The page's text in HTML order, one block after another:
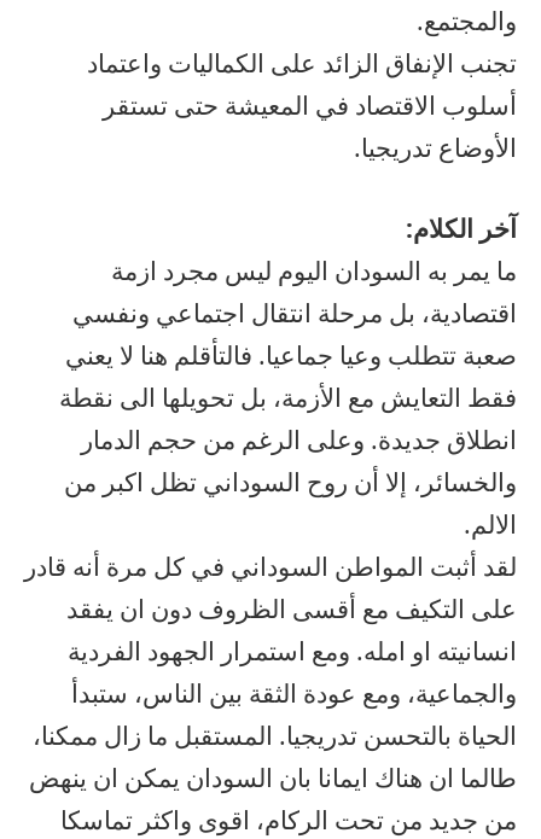
والمجتمع.
تجنب الإنفاق الزائد على الكماليات واعتماد
أسلوب الاقتصاد في المعيشة حتى تستقر
الأوضاع تدريجيا.
آخر الكلام:
ما يمر به السودان اليوم ليس مجرد ازمة
اقتصادية، بل مرحلة انتقال اجتماعي ونفسي
صعبة تتطلب وعيا جماعيا. فالتأقلم هنا لا يعني
فقط التعايش مع الأزمة، بل تحويلها الى نقطة
انطلاق جديدة. وعلى الرغم من حجم الدمار
والخسائر، إلا أن روح السوداني تظل اكبر من
الالم.
لقد أثبت المواطن السوداني في كل مرة أنه قادر
على التكيف مع أقسى الظروف دون ان يفقد
انسانيته او امله. ومع استمرار الجهود الفردية
والجماعية، ومع عودة الثقة بين الناس، ستبدأ
الحياة بالتحسن تدريجيا. المستقبل ما زال ممكنا،
طالما ان هناك ايمانا بان السودان يمكن ان ينهض
من جديد من تحت الركام، اقوى واكثر تماسكا